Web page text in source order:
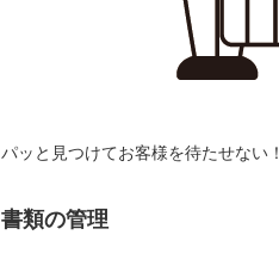
パッと見つけてお客様を待たせない！
書類の管理